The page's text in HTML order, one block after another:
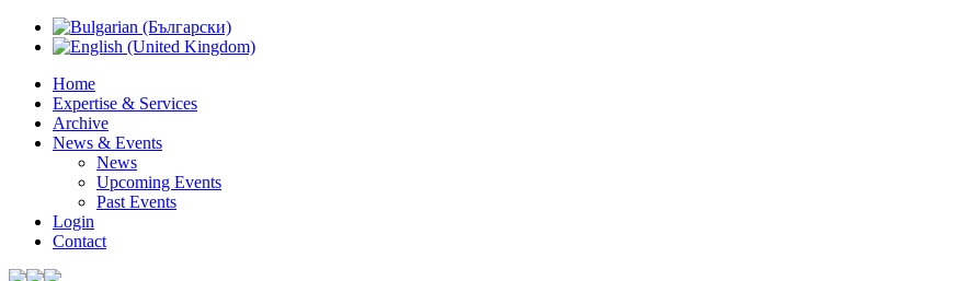
Home
Expertise & Services
Archive
News & Events
News
Upcoming Events
Past Events
Login
Contact